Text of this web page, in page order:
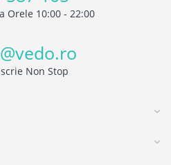
Orele 10:00 - 22:00
Non Stop